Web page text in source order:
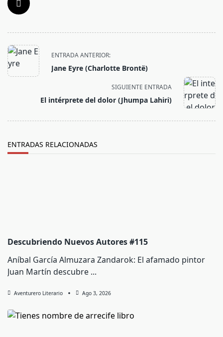
<span
class="nav-
subtitle
ENTRADA ANTERIOR:
Jane Eyre (Charlotte Brontë)
SIGUIENTE ENTRADA
El intérprete del dolor (Jhumpa Lahiri)
ENTRADAS RELACIONADAS
Descubriendo Nuevos Autores #115
Aníbal García Almuzara Zandarok: El afamado pintor
Juan Martín descubre ...
Aventurero Literario Ago 3, 2026